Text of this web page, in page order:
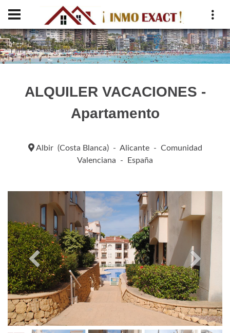
ALQUILER VACACIONES -
Apartamento
Albir (Costa Blanca) - Alicante - Comunidad
Valenciana - España